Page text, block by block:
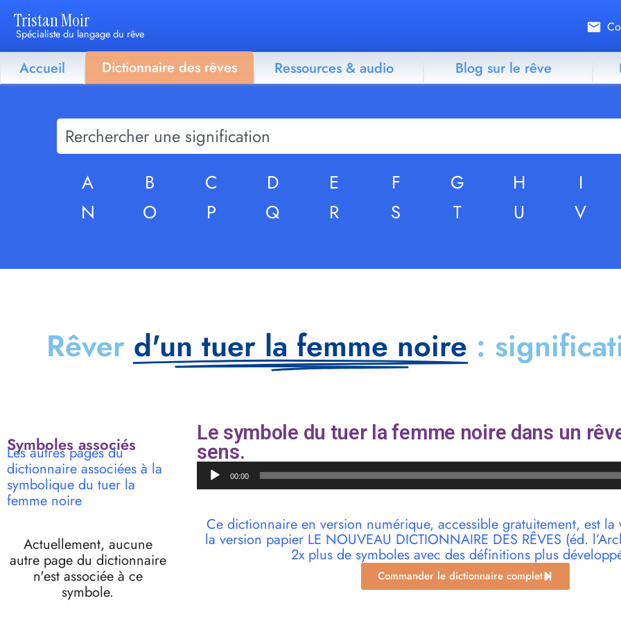
Tristan Moir
Spécialiste du langage du rêve
Accueil Dictionnaire des rêves Ressources & audio Blog sur le rêve
A B C D E F G H I
N
O P Q R S T U V
Rêver d'un tuer la femme noire :
Symboles associés
Les autres pages du
dictionnaire associées à la
symbolique du tuer la
femme noire
Actuellement, aucune
autre page du dictionnaire
n'est associée à ce
symbole.
Le symbole du tuer la femme noire dans un
sens.
Lecteur
audio00:00
Ce dictionnaire en version numérique, accessible gratuitement, est
la version papier LE NOUVEAU DICTIONNAIRE DES RÊVES (éd.
2x plus de symboles avec des définitions plus
Commander le dictionnaire complet